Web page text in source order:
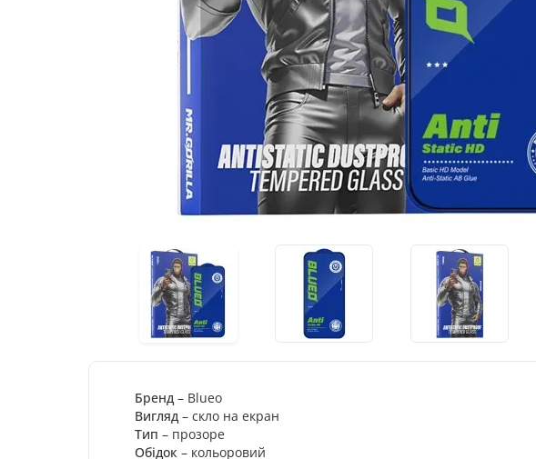
Захисне 2.5D скло
Blueo Full Cover HD
для Apple iPhone 15
Pro (6.1) Чорний
579 грн. 550грн.
Економія :45грн.
Бренд – Blueo
Вигляд – скло на екран
Тип – прозоре
Обідок – кольоровий